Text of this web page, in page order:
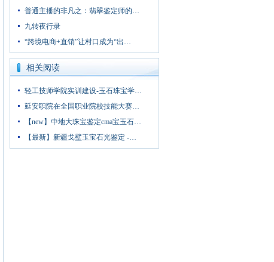
普通主播的非凡之：翡翠鉴定师的…
九转夜行录
“跨境电商+直销”让村口成为“出…
相关阅读
轻工技师学院实训建设-玉石珠宝学…
延安职院在全国职业院校技能大赛…
【new】中地大珠宝鉴定cma宝玉石…
【最新】新疆戈壁玉宝石光鉴定 -…